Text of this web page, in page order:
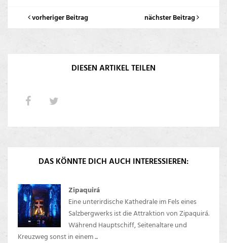
vorheriger Beitrag nächster Beitrag
DIESEN ARTIKEL TEILEN
DAS KÖNNTE DICH AUCH INTERESSIEREN:
Zipaquirá
Eine unterirdische Kathedrale im Fels eines
Salzbergwerks ist die Attraktion von Zipaquirá.
Während Hauptschiff, Seitenaltare und
Kreuzweg sonst in einem ...